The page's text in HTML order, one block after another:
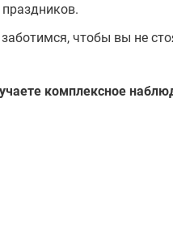
чтобы вы не
комплексное